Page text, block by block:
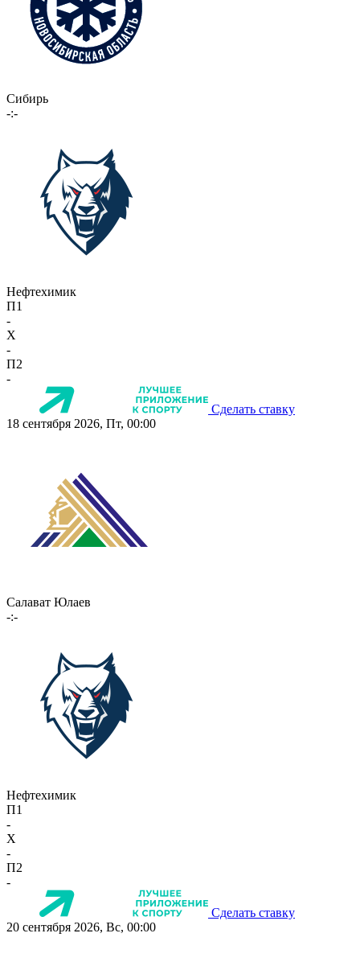
Сибирь
-:-
Нефтехимик
П1
-
X
-
П2
-
Сделать ставку
18 сентября 2026, Пт, 00:00
Салават Юлаев
-:-
Нефтехимик
П1
-
X
-
П2
-
Сделать ставку
20 сентября 2026, Вс, 00:00